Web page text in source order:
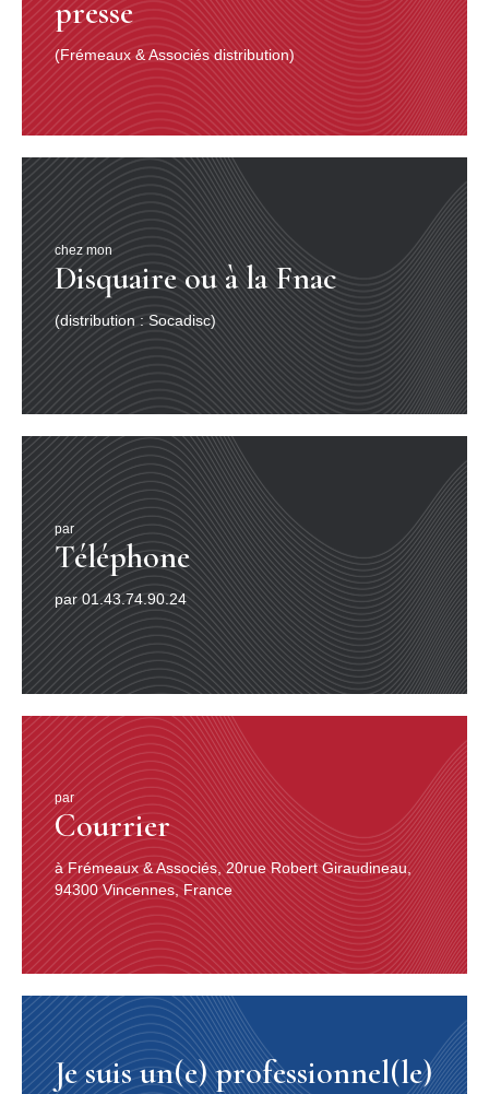
par
Téléphone
par 01.43.74.90.24
par
Courrier
à Frémeaux & Associés, 20rue Robert Giraudineau,
94300 Vincennes, France
presse
(Frémeaux & Associés distribution)
chez mon
Disquaire ou à la Fnac
(distribution : Socadisc)
Je suis un(e) professionnel(le)